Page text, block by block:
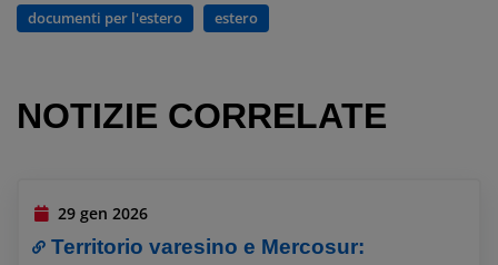
documenti per l'estero estero
NOTIZIE CORRELATE
29 gen 2026
Territorio varesino e Mercosur: